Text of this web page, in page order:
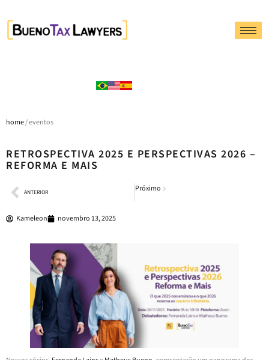
home/ eventos
RETROSPECTIVA 2025 E PERSPECTIVAS 2026 –
REFORMA E MAIS
ANTERIOR Próximo
Kameleon novembro 13, 2025